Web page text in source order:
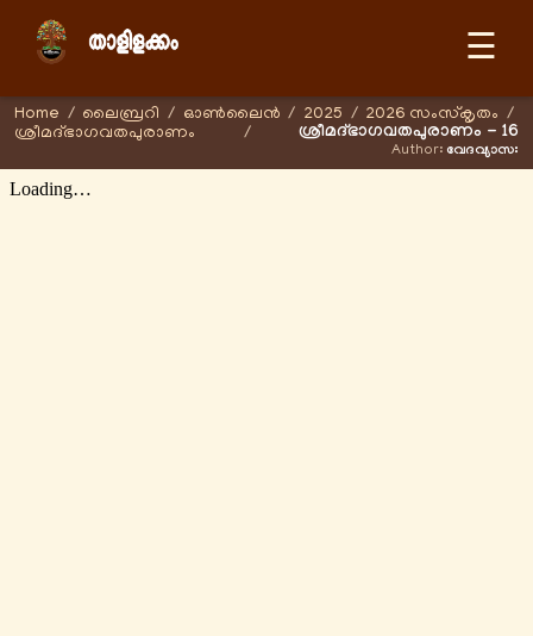
☰
Home / ലൈബ്രറി / ഓണ്‍ലൈന്‍ / 2025 / 2026 സംസ്കൃതം /
ശ്രീമദ്ഭാഗവതപുരാണം
/ ശ്രീമദ്ഭാഗവതപുരാണം - 16
Author: വേദവ്യാസഃ